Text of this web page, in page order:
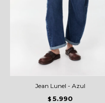
Jean Lunel - Azul
$ 5.990